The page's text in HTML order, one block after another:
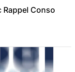
Conso